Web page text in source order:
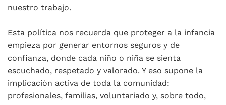
nuestro trabajo.
Esta política nos recuerda que proteger a la infancia
empieza por generar entornos seguros y de
confianza, donde cada niño o niña se sienta
escuchado, respetado y valorado. Y eso supone la
implicación activa de toda la comunidad:
profesionales, familias, voluntariado y, sobre todo,